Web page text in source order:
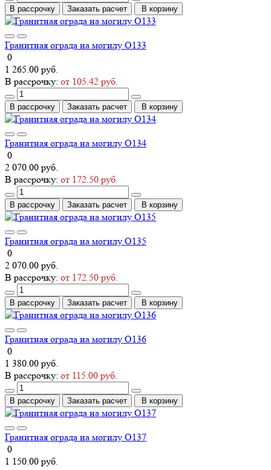
В рассрочку Заказать расчет В корзину
Гранитная ограда на могилу О133
0
1 265.00 руб.
В рассрочку: от 105.42 руб.
В рассрочку Заказать расчет В корзину
Гранитная ограда на могилу О134
0
2 070.00 руб.
В рассрочку: от 172.50 руб.
В рассрочку Заказать расчет В корзину
Гранитная ограда на могилу О135
0
2 070.00 руб.
В рассрочку: от 172.50 руб.
В рассрочку Заказать расчет В корзину
Гранитная ограда на могилу О136
0
1 380.00 руб.
В рассрочку: от 115.00 руб.
В рассрочку Заказать расчет В корзину
Гранитная ограда на могилу О137
0
1 150.00 руб.